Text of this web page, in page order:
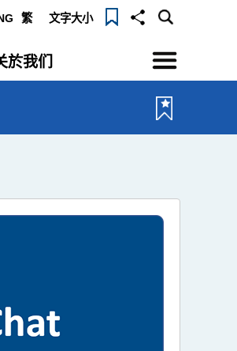
繁 文字大小
於我们
选
单